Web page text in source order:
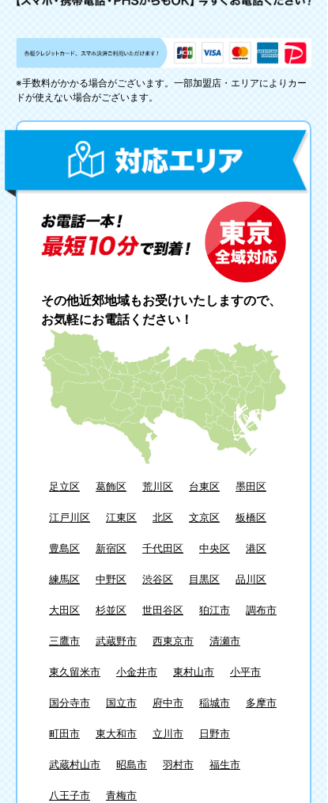
※手数料がかかる場合がございます。一部加盟店・エリアによりカー
ドが使えない場合がございます。
その他近郊地域もお受けいたしますので、
お気軽にお電話ください！
足立区 葛飾区 荒川区 台東区 墨田区
江戸川区 江東区 北区 文京区 板橋区
豊島区 新宿区 千代田区 中央区 港区
練馬区 中野区 渋谷区 目黒区 品川区
大田区 杉並区 世田谷区 狛江市 調布市
三鷹市 武蔵野市 西東京市 清瀬市
東久留米市 小金井市 東村山市 小平市
国分寺市 国立市 府中市 稲城市 多摩市
町田市 東大和市 立川市 日野市
武蔵村山市 昭島市 羽村市 福生市
八王子市 青梅市